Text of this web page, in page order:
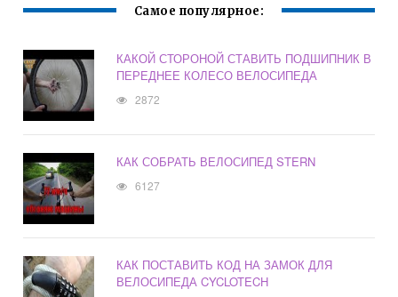
Самое популярное:
КАКОЙ СТОРОНОЙ СТАВИТЬ ПОДШИПНИК В
ПЕРЕДНЕЕ КОЛЕСО ВЕЛОСИПЕДА
2872
КАК СОБРАТЬ ВЕЛОСИПЕД STERN
6127
КАК ПОСТАВИТЬ КОД НА ЗАМОК ДЛЯ
ВЕЛОСИПЕДА CYCLOTECH